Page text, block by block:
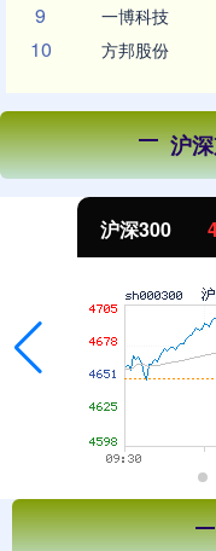
9 一博科技
10 方邦股份
沪
北证